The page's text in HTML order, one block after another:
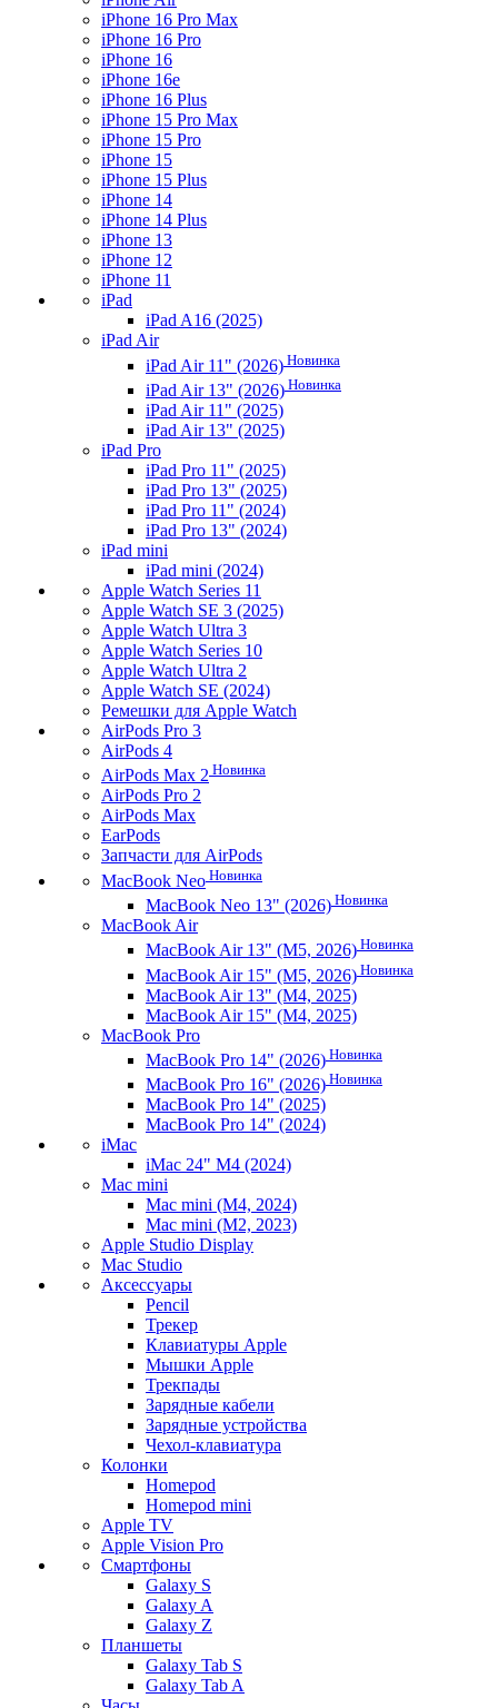
iPhone 16 Pro Max
iPhone 16 Pro
iPhone 16
iPhone 16e
iPhone 16 Plus
iPhone 15 Pro Max
iPhone 15 Pro
iPhone 15
iPhone 15 Plus
iPhone 14
iPhone 14 Plus
iPhone 13
iPhone 12
iPhone 11
iPad
iPad A16 (2025)
iPad Air
iPad Air 11" (2026) Новинка
iPad Air 13" (2026) Новинка
iPad Air 11" (2025)
iPad Air 13" (2025)
iPad Pro
iPad Pro 11" (2025)
iPad Pro 13" (2025)
iPad Pro 11" (2024)
iPad Pro 13" (2024)
iPad mini
iPad mini (2024)
Apple Watch Series 11
Apple Watch SE 3 (2025)
Apple Watch Ultra 3
Apple Watch Series 10
Apple Watch Ultra 2
Apple Watch SE (2024)
Ремешки для Apple Watch
AirPods Pro 3
AirPods 4
AirPods Max 2 Новинка
AirPods Pro 2
AirPods Max
EarPods
Запчасти для AirPods
MacBook Neo Новинка
MacBook Neo 13" (2026) Новинка
MacBook Air
MacBook Air 13" (M5, 2026) Новинка
MacBook Air 15" (M5, 2026) Новинка
MacBook Air 13" (M4, 2025)
MacBook Air 15" (M4, 2025)
MacBook Pro
MacBook Pro 14" (2026) Новинка
MacBook Pro 16" (2026) Новинка
MacBook Pro 14" (2025)
MacBook Pro 14" (2024)
iMac
iMac 24" M4 (2024)
Mac mini
Mac mini (M4, 2024)
Mac mini (M2, 2023)
Apple Studio Display
Mac Studio
Аксессуары
Pencil
Трекер
Клавиатуры Apple
Мышки Apple
Трекпады
Зарядные кабели
Зарядные устройства
Чехол-клавиатура
Колонки
Homepod
Homepod mini
Apple TV
Apple Vision Pro
Смартфоны
Galaxy S
Galaxy A
Galaxy Z
Планшеты
Galaxy Tab S
Galaxy Tab A